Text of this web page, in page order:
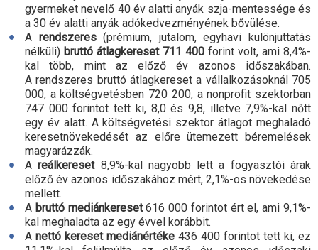
gyermeket nevelő 40 év alatti anyák szja-mentessége és
a 30 év alatti anyák adókedvezményének bővülése.
A rendszeres(prémium, jutalom, egyhavi különjuttatás
nélküli) bruttó átlagkereset 711 400 forint volt, ami 8,4%-
kal több, mint az előző év azonos időszakában.
A rendszeres bruttó átlagkereset a vállalkozásoknál 705
000, a költségvetésben 720 200, a nonprofit szektorban
747 000 forintot tett ki, 8,0 és 9,8, illetve 7,9%-kal nőtt
egy év alatt. A költségvetési szektor átlagot meghaladó
keresetnövekedését az előre ütemezett béremelések
magyarázzák.
Areálkereset8,9%-kal nagyobb lett a fogyasztói árak
előző év azonos időszakához mért, 2,1%-os növekedése
mellett.
A bruttó mediánkereset616 000 forintot ért el, ami 9,1%-
kal meghaladta az egy évvel korábbit.
A nettó kereset mediánértéke 436 400 forintot tett ki, ez